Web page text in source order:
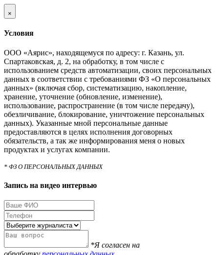
×
Условия
ООО «Аярис», находящемуся по адресу: г. Казань, ул.
Спартаковская, д. 2, на обработку, в том числе с
использованием средств автоматизации, своих персональных
данных в соответствии с требованиями ФЗ «О персональных
данных» (включая сбор, систематизацию, накопление,
хранение, уточнение (обновление, изменение),
использование, распространение (в том числе передачу),
обезличивание, блокирование, уничтожение персональных
данных). Указанные мной персональные данные
предоставляются в целях исполнения договорных
обязательств, а так же информирования меня о новых
продуктах и услугах компании.
* ФЗ О ПЕРСОНАЛЬНЫХ ДАННЫХ
Запись на видео интервью
*Я согласен на